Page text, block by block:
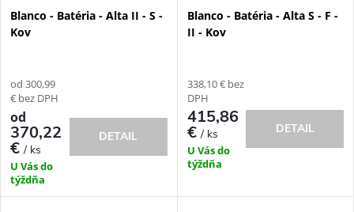
Blanco - Batéria - Alta II - S -
Kov
od 300,99
€ bez DPH
od
370,22
€/ ks
U Vás do
týždňa
DETAIL
Blanco - Batéria - Alta S - F -
II - Kov
338,10 € bez
DPH
415,86
€/ ks
U Vás do
týždňa
DETAIL